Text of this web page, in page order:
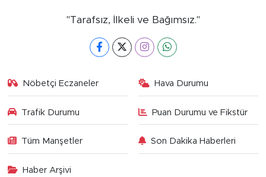
"Tarafsız, İlkeli ve Bağımsız."
Nöbetçi Eczaneler Hava Durumu
Trafik Durumu Puan Durumu ve Fikstür
Tüm Manşetler Son Dakika Haberleri
Haber Arşivi